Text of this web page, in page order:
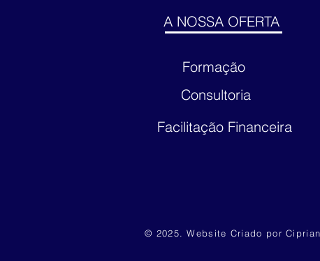
A NOSSA OFERTA
Formação
Facilitação Financeira
Consultoria
© 2025. Website Criado por